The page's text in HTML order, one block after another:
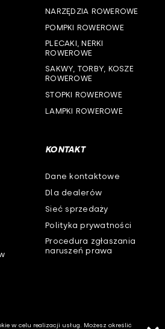
NARZĘDZIA ROWEROWE
POMPKI ROWEROWE
PLECAKI, NERKI
ROWEROWE
SAKWY, TORBY, KOSZE
ROWEROWE
STOPKI ROWEROWE
LAMPKI ROWEROWE
KONTAKT
Dane kontaktowe
Dla dealerów
Sieć sprzedaży
Polityka prywatności
Procedura zgłaszania
naruszeń prawa
w celu realizacji usług. Możesz określić